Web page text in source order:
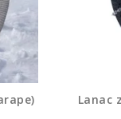
Lanac